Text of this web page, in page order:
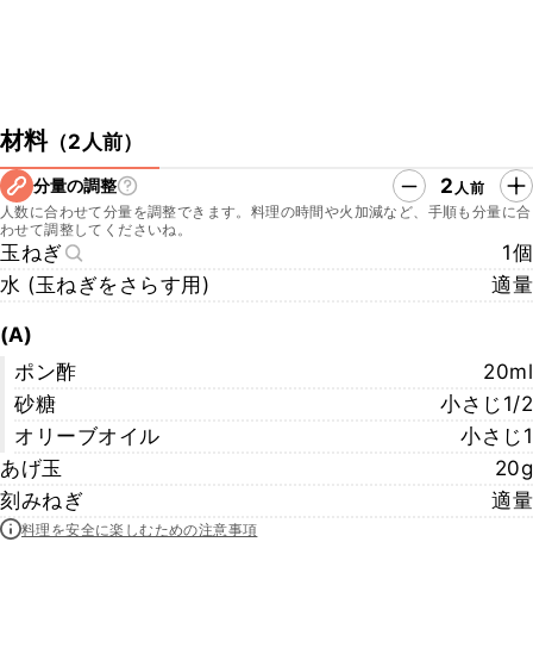
材料（2人前）
分量の調整 2 人前
人数に合わせて分量を調整できます。料理の時間や火加減など、手順も分量に合
わせて調整してくださいね。
玉ねぎ
1個
水 (玉ねぎをさらす用)
適量
(A)
ポン酢
20ml
砂糖
小さじ1/2
オリーブオイル
小さじ1
あげ玉
20g
刻みねぎ
適量
料理を安全に楽しむための注意事項